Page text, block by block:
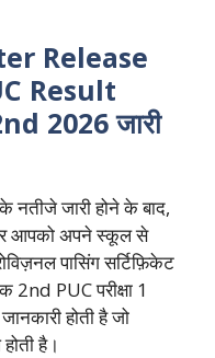
Release
Result
2026 जारी
नतीजे जारी होने के बाद,
आपको अपने स्कूल से
पासिंग सर्टिफ़िकेट
2nd PUC परीक्षा 1
होती है जो
है।